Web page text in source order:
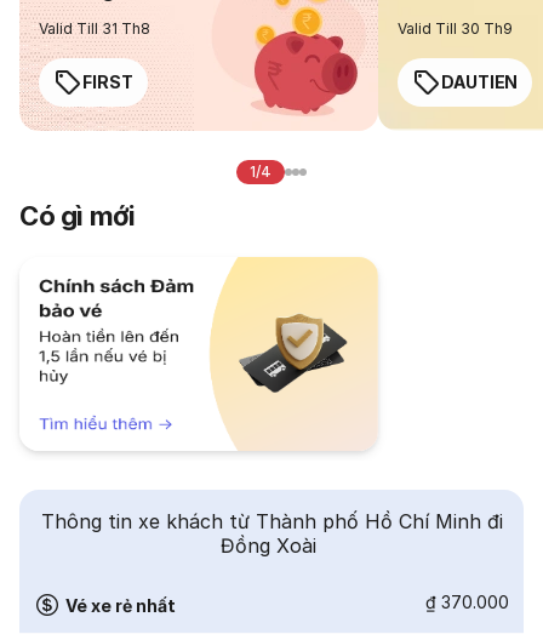
Valid Till 31 Th8
FIRST
Valid Till 30 Th9
DAUTIEN
1/4
Có gì mới
Thông tin xe khách từ Thành phố Hồ Chí Minh đi
Đồng Xoài
Vé xe rẻ nhất ₫ 370.000